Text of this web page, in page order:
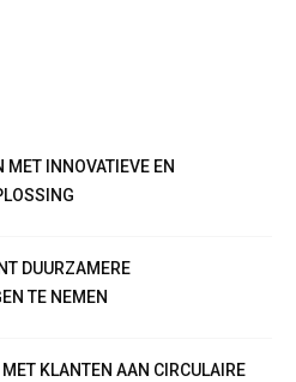
INNOVATIEVE EN
DUURZAMERE
TE NEMEN
KLANTEN AAN CIRCULAIRE